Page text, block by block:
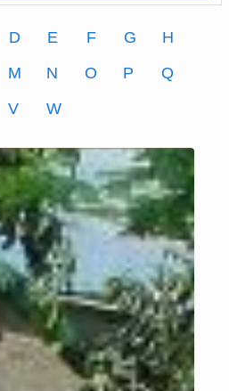
D E F G
H
M N O P
Q
V W